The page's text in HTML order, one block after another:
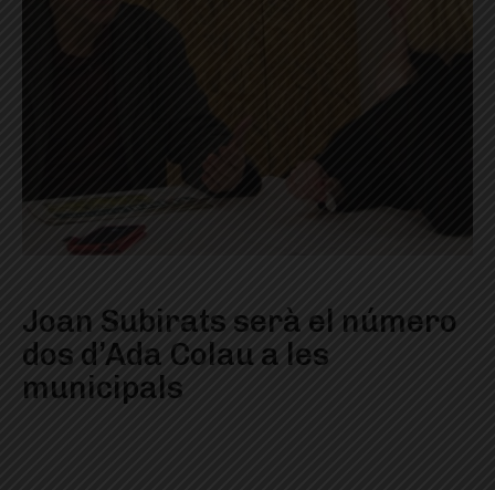
Joan Subirats serà el número
dos d’Ada Colau a les
municipals